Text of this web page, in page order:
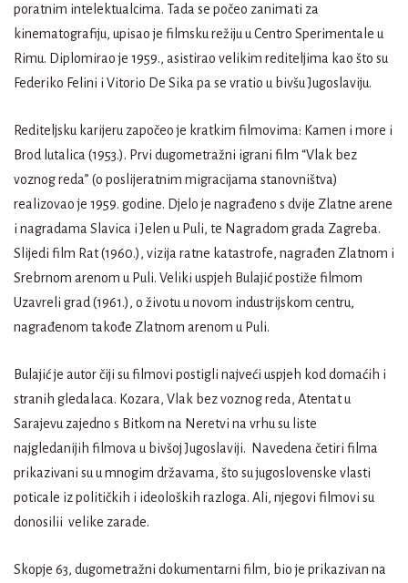
poratnim intelektualcima. Tada se počeo zanimati za
kinematografiju, upisao je filmsku režiju u Centro Sperimentale u
Rimu. Diplomirao je 1959., asistirao velikim rediteljima kao što su
Federiko Felini i Vitorio De Sika pa se vratio u bivšu Jugoslaviju.
Rediteljsku karijeru započeo je kratkim filmovima: Kamen i more i
Brod lutalica (1953.). Prvi dugometražni igrani film “Vlak bez
voznog reda” (o poslijeratnim migracijama stanovništva)
realizovao je 1959. godine. Djelo je nagrađeno s dvije Zlatne arene
i nagradama Slavica i Jelen u Puli, te Nagradom grada Zagreba.
Slijedi film Rat (1960.), vizija ratne katastrofe, nagrađen Zlatnom i
Srebrnom arenom u Puli. Veliki uspjeh Bulajić postiže filmom
Uzavreli grad (1961.), o životu u novom industrijskom centru,
nagrađenom takođe Zlatnom arenom u Puli.
Bulajić je autor čiji su filmovi postigli najveći uspjeh kod domaćih i
stranih gledalaca. Kozara, Vlak bez voznog reda, Atentat u
Sarajevu zajedno s Bitkom na Neretvi na vrhu su liste
najgledanijih filmova u bivšoj Jugoslaviji. Navedena četiri filma
prikazivani su u mnogim državama, što su jugoslovenske vlasti
poticale iz političkih i ideoloških razloga. Ali, njegovi filmovi su
donosilii velike zarade.
Skopje 63, dugometražni dokumentarni film, bio je prikazivan na